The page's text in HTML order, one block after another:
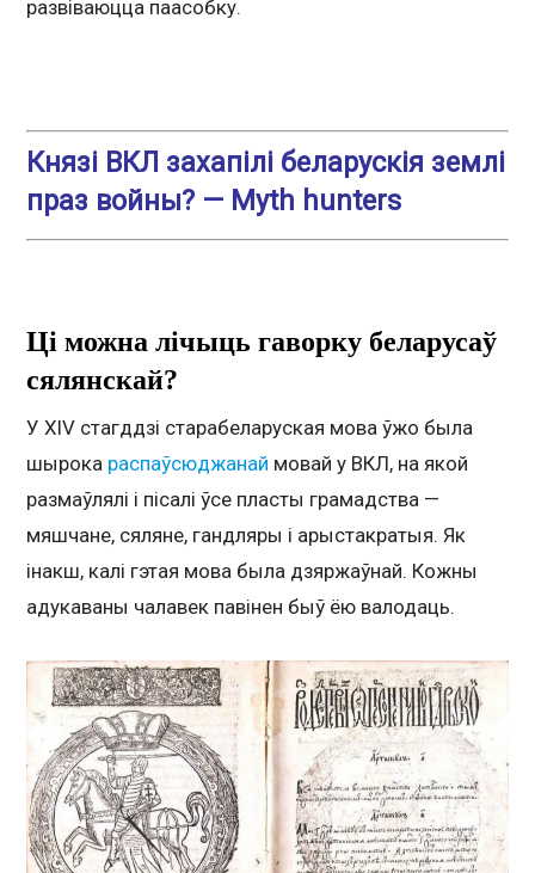
развіваюцца паасобку.
Князі ВКЛ захапілі беларускія землі
праз войны? — Myth hunters
Ці можна лічыць гаворку беларусаў
сялянскай?
У XIV стагддзі старабеларуская мова ўжо была
шырока распаўсюджанай мовай у ВКЛ, на якой
размаўлялі і пісалі ўсе пласты грамадства —
мяшчане, сяляне, гандляры і арыстакратыя. Як
інакш, калі гэтая мова была дзяржаўнай. Кожны
адукаваны чалавек павінен быў ёю валодаць.